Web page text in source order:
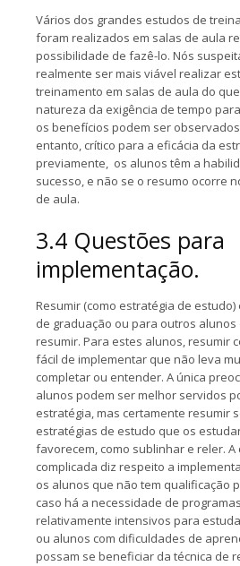
Vários dos grandes estudos de
foram realizados em salas de aula
possibilidade de fazê-lo. Nós
realmente ser mais viável realizar
treinamento em salas de aula do
natureza da exigência de tempo
os benefícios podem ser
entanto, crítico para a eficácia da
previamente, os alunos têm a
sucesso, e não se o resumo ocorre
de aula.
3.4 Questões para
implementação.
Resumir (como estratégia de
de graduação ou para outros alunos
resumir. Para estes alunos, resumir
fácil de implementar que não leva
completar ou entender. A única
alunos podem ser melhor servidos
estratégia, mas certamente resumir
estratégias de estudo que os
favorecem, como sublinhar e reler. A
complicada diz respeito a
os alunos que não tem qualificação
caso há a necessidade de
relativamente intensivos para
ou alunos com dificuldades de
possam se beneficiar da técnica de